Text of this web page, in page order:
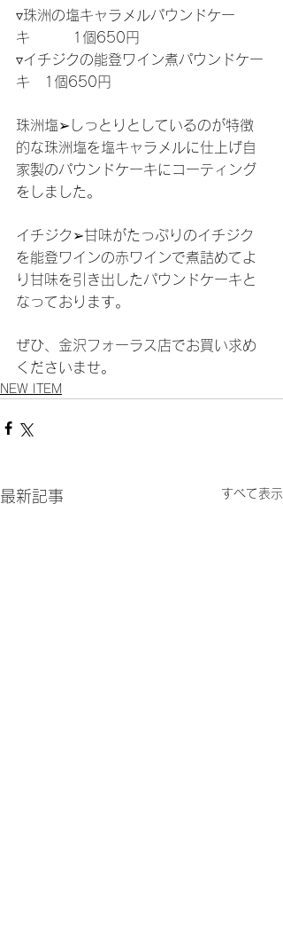
▿珠洲の塩キャラメルパウンドケー
キ　　　1個650円
▿イチジクの能登ワイン煮パウンドケー
キ　1個650円
珠洲塩➢しっとりとしているのが特徴
的な珠洲塩を塩キャラメルに仕上げ自
家製のパウンドケーキにコーティング
をしました。
イチジク➢甘味がたっぷりのイチジク
を能登ワインの赤ワインで煮詰めてよ
り甘味を引き出したパウンドケーキと
なっております。
ぜひ、金沢フォーラス店でお買い求め
くださいませ。
NEW ITEM
最新記事 すべて表示